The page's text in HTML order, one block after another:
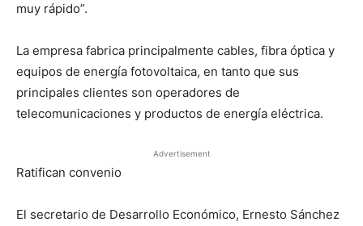
muy rápido”.
La empresa fabrica principalmente cables, fibra óptica y
equipos de energía fotovoltaica, en tanto que sus
principales clientes son operadores de
telecomunicaciones y productos de energía eléctrica.
Advertisement
Ratifican convenio
El secretario de Desarrollo Económico, Ernesto Sánchez